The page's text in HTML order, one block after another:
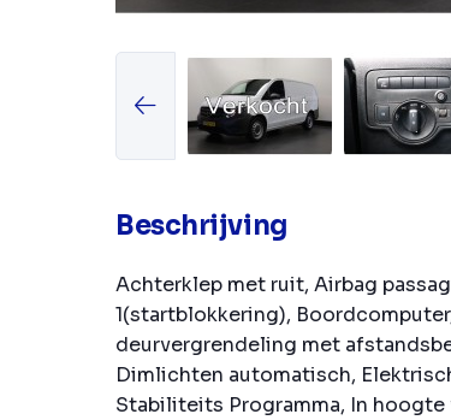
Beschrijving
Achterklep met ruit, Airbag
1(startblokkering),
deurvergrendeling met
Dimlichten automatisch,
Stabiliteits Programma, In